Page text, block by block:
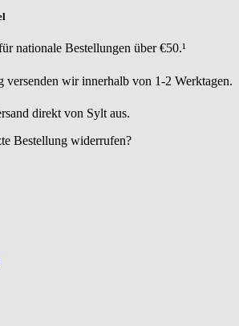
nationale Bestellungen über €50.¹
versenden wir innerhalb von 1-2 Werktagen.
direkt von Sylt aus.
Bestellung widerrufen?